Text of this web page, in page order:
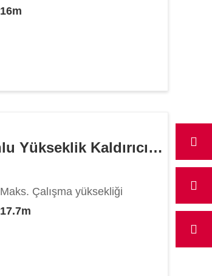
16m
Elektrikli Artikulasyonlu Yükseklik Kaldırıcı HA16JE
Maks. Çalışma yüksekliği
17.7m